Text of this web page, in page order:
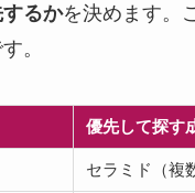
るかを決めます。
。
優先して探す
セラミド（複